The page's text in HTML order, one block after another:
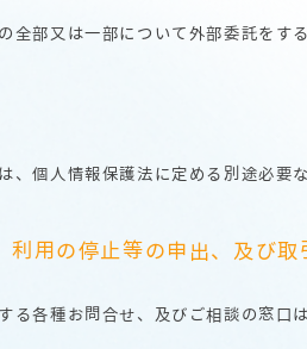
全部又は一部について外部委託をす
、個人情報保護法に定める別途必要
用の停止等の申出、及び取
る各種お問合せ、及びご相談の窓口